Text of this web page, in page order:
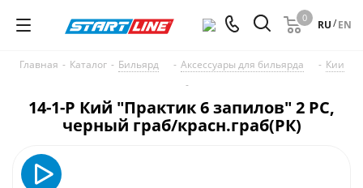
0
RU/EN
Главная - Каталог - Бильярд - Аксессуары для бильярда - Кии
-
14-1-Р Кий "Практик 6 запилов" 2 РС,
черный граб/красн.граб(РК)